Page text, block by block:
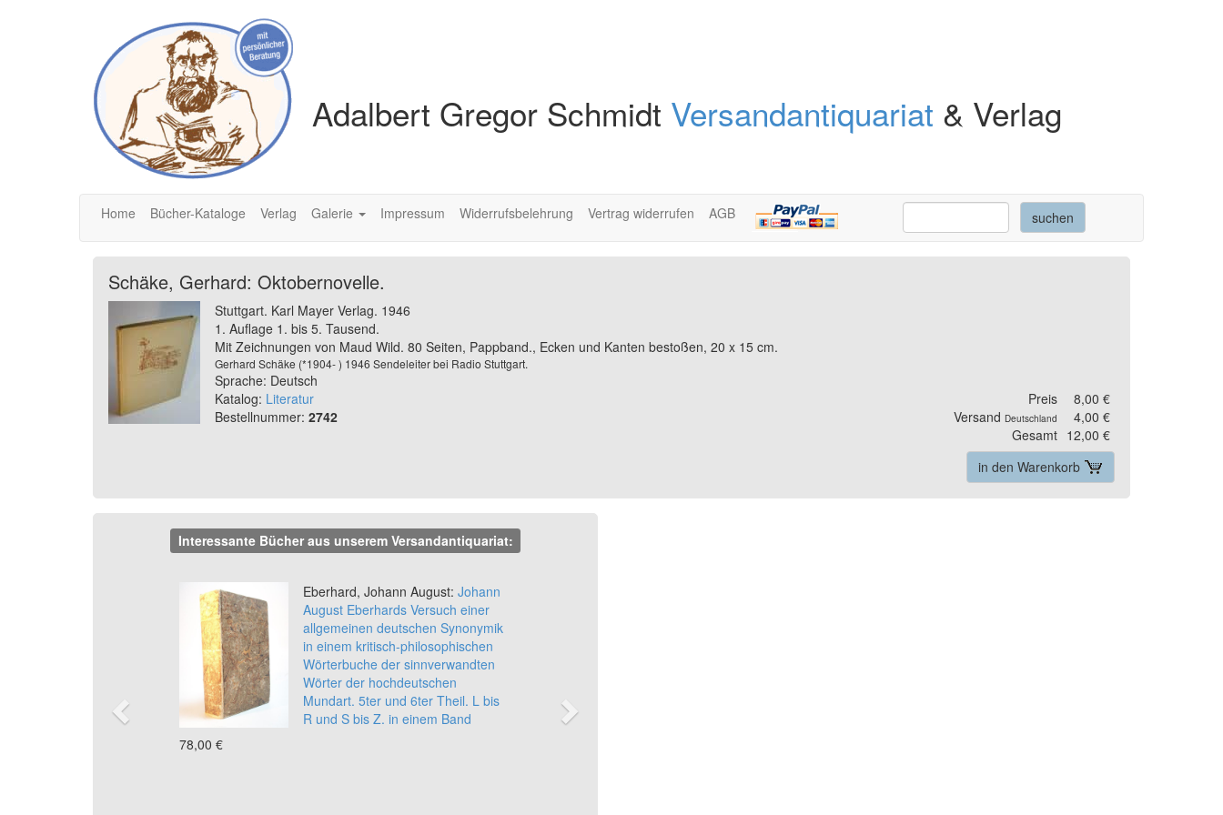
Adalbert Gregor Schmidt Versandantiquariat & Verlag
Home Bücher-Kataloge Verlag Galerie Impressum Widerrufsbelehrung Vertrag widerrufen AGB
Schäke, Gerhard: Oktobernovelle.
Stuttgart. Karl Mayer Verlag. 1946
1. Auflage 1. bis 5. Tausend.
Mit Zeichnungen von Maud Wild. 80 Seiten, Pappband., Ecken und Kanten bestoßen, 20 x 15 cm.
Gerhard Schäke (*1904- ) 1946 Sendeleiter bei Radio Stuttgart.
Sprache: Deutsch
Katalog: Literatur
Bestellnummer: 2742
Preis
8,00 €
Versand Deutschland
4,00 €
Gesamt 12,00 €
in den Warenkorb
Interessante Bücher aus unserem Versandantiquariat:
Eberhard, Johann August: Johann
August Eberhards Versuch einer
allgemeinen deutschen Synonymik
in einem kritisch-philosophischen
Wörterbuche der sinnverwandten
Wörter der hochdeutschen
Mundart. 5ter und 6ter Theil. L bis
R und S bis Z. in einem Band
78,00 €
Previous